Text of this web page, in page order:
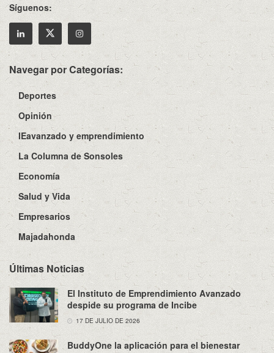
Síguenos:
Navegar por Categorías:
Deportes
Opinión
IEavanzado y emprendimiento
La Columna de Sonsoles
Economía
Salud y Vida
Empresarios
Majadahonda
Últimas Noticias
El Instituto de Emprendimiento Avanzado
despide su programa de Incibe
17 DE JULIO DE 2026
BuddyOne la aplicación para el bienestar